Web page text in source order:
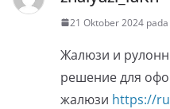
21 Oktober 2024
Жалюзи и
решение для
жалюзи https://